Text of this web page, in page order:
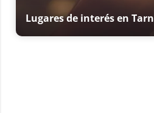
Lugares de interés en Tarn